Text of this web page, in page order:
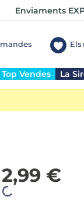
Enviaments
Els
Top Vendes La
2,99 €